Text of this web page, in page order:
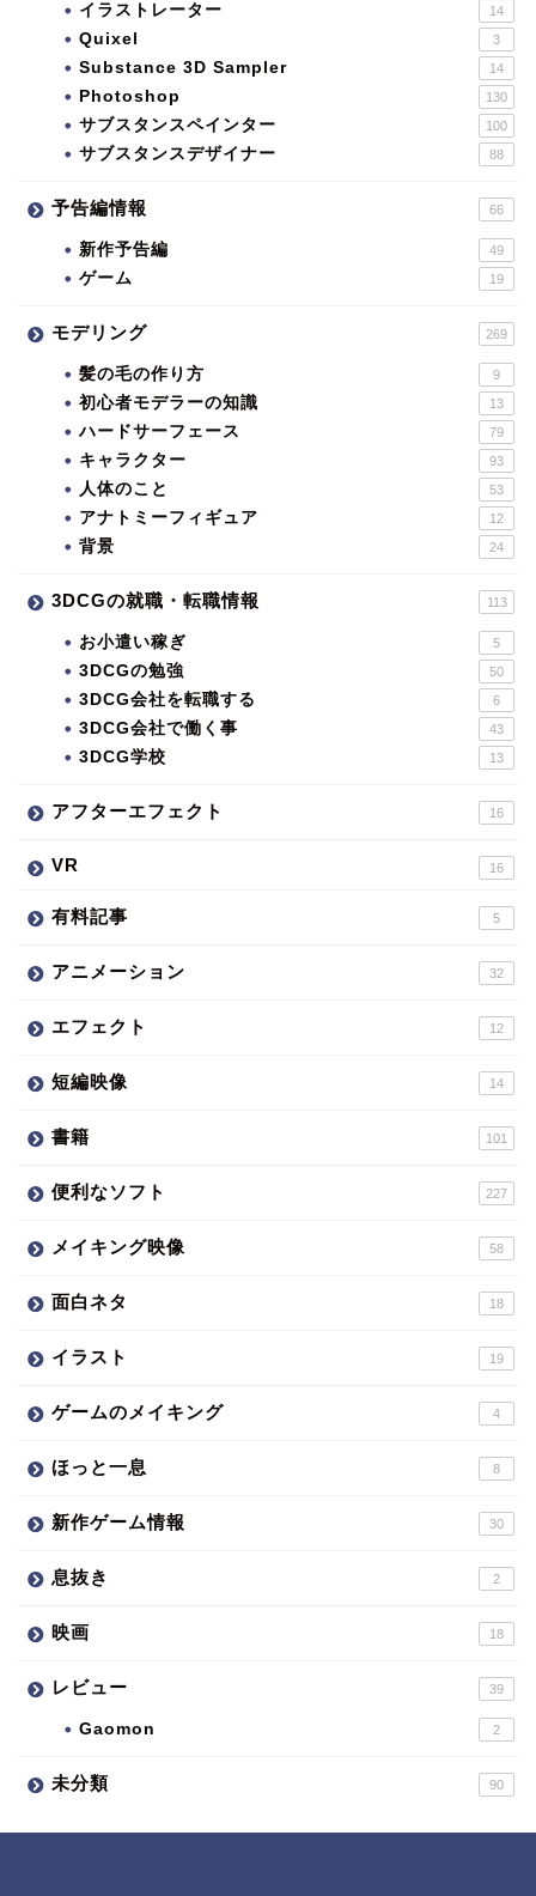
イラストレーター 14
Quixel 3
Substance 3D Sampler 14
Photoshop 130
サブスタンスペインター 100
サブスタンスデザイナー 88
予告編情報 66
新作予告編 49
ゲーム 19
モデリング 269
髪の毛の作り方 9
初心者モデラーの知識 13
ハードサーフェース 79
キャラクター 93
人体のこと 53
アナトミーフィギュア 12
背景 24
3DCGの就職・転職情報 113
お小遣い稼ぎ 5
3DCGの勉強 50
3DCG会社を転職する 6
3DCG会社で働く事 43
3DCG学校 13
アフターエフェクト 16
VR 16
有料記事 5
アニメーション 32
エフェクト 12
短編映像 14
書籍 101
便利なソフト 227
メイキング映像 58
面白ネタ 18
イラスト 19
ゲームのメイキング 4
ほっと一息 8
新作ゲーム情報 30
息抜き 2
映画 18
レビュー 39
Gaomon 2
未分類 90